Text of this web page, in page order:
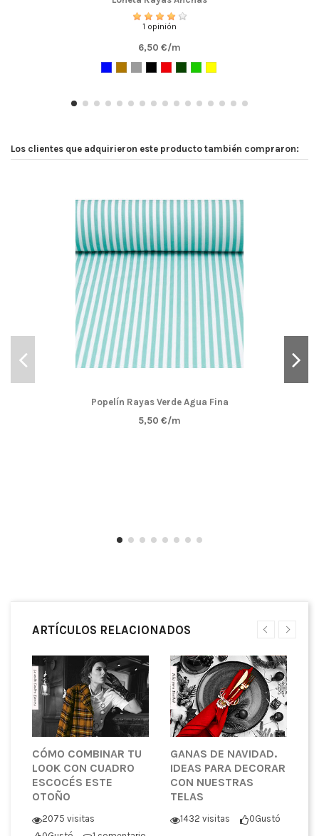
1 opinión
6,50 €/m
Los clientes que adquirieron este producto también compraron:
Popelín Rayas Verde Agua Fina
5,50 €/m
ARTÍCULOS RELACIONADOS
CÓMO COMBINAR TU
LOOK CON CUADRO
ESCOCÉS ESTE
OTOÑO
2075 visitas
GANAS DE NAVIDAD.
IDEAS PARA DECORAR
CON NUESTRAS
TELAS
1432 visitas 0Gustó